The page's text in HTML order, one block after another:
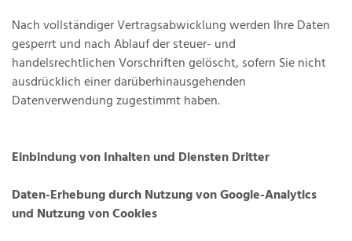
Nach vollständiger Vertragsabwicklung werden Ihre Daten
gesperrt und nach Ablauf der steuer- und
handelsrechtlichen Vorschriften gelöscht, sofern Sie nicht
ausdrücklich einer darüberhinausgehenden
Datenverwendung zugestimmt haben.
Einbindung von Inhalten und Diensten Dritter
Daten-Erhebung durch Nutzung von Google-Analytics
und Nutzung von Cookies